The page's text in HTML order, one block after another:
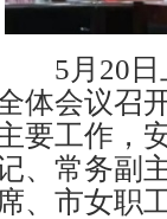
5月20日上
体会议召
要工作，
、常务副
席、市女职